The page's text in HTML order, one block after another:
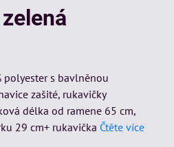
polyester s bavlněnou
zašité, rukavičky
délka od ramene 65 cm,
29 cm+ rukavička Čtěte více